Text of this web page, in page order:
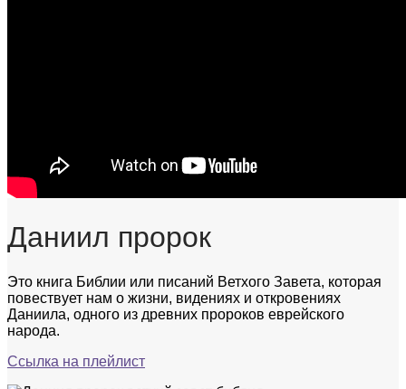
Даниил пророк
Это книга Библии или писаний Ветхого Завета, которая
повествует нам о жизни, видениях и откровениях
Даниила, одного из древних пророков еврейского
народа.
Ссылка на плейлист